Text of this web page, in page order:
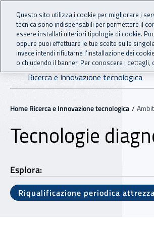
Vai al menu principale
Vai al contenuto principale
INAIL - Istituto
Navigazione
Ricerca e Innovazione tecnologica
Navigazione - Ti trovi in:
Home Ricerca e Innovazione tecnologica
Tecnologie
Esplora:
Riqualificazione periodica
Questo sito utilizza i cookie per migliorare i
tecnica sono indispensabili per permettere il
essere installati ulteriori tipologie di cookie.
oppure puoi effettuare le tue scelte sulle
invece intendi rifiutarne l’installazione dei
o chiudendo il banner. Per conoscere i